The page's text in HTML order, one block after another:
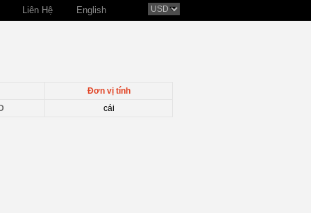
Liên Hệ English
Đơn vị tính
cái